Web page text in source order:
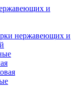
и
нержавеющих и